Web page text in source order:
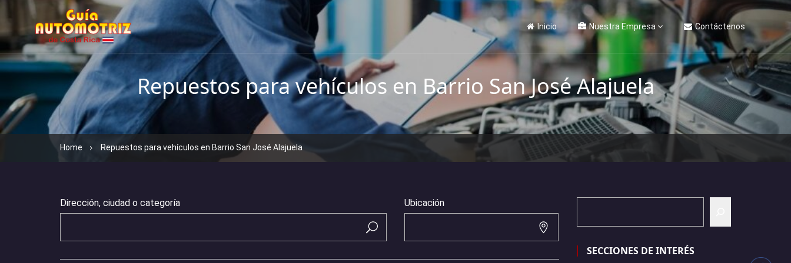
Inicio Nuestra Empresa Contáctenos
Repuestos para vehículos en Barrio San José Alajuela
Home Repuestos para vehículos en Barrio San José Alajuela
Dirección, ciudad o categoría Ubicación
SECCIONES DE INTERÉS